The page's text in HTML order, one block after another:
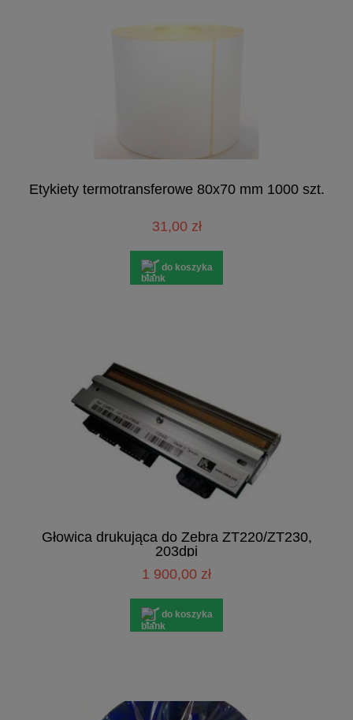
Etykiety termotransferowe 80x70 mm 1000 szt.
31,00 zł
do koszyka
Głowica drukująca do Zebra ZT220/ZT230,
203dpi
1 900,00 zł
do koszyka